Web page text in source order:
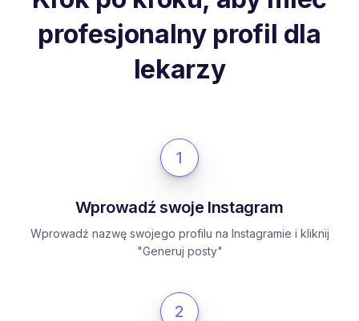
profesjonalny profil dla
lekarzy
1
Wprowadź swoje Instagram
Wprowadź nazwę swojego profilu na Instagramie i kliknij
"Generuj posty"
2